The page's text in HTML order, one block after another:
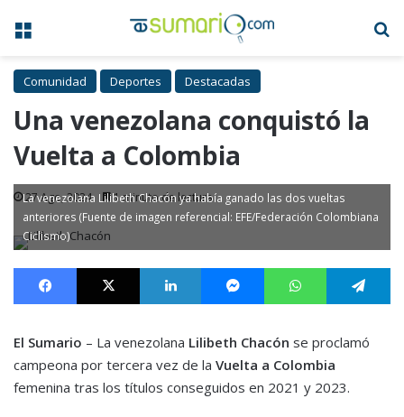
Menú
Comunidad Deportes Destacadas
Una venezolana conquistó la
Vuelta a Colombia
27 Ago, 2024 1 minuto de lectura
La venezolana Lilibeth Chacón ya había ganado las dos vueltas
anteriores (Fuente de imagen referencial: EFE/Federación Colombiana
Ciclismo)
Facebook X LinkedIn MessengerWhatsApp
El Sumario – La venezolana Lilibeth Chacón se proclamó
campeona por tercera vez de la Vuelta a Colombia
femenina tras los títulos conseguidos en 2021 y 2023.